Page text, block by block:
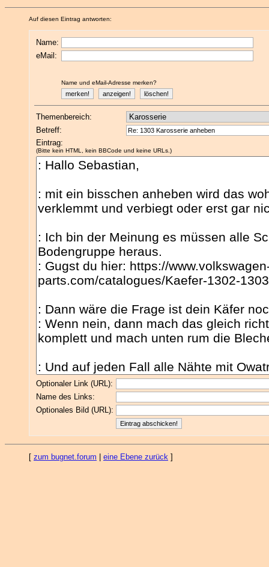
Auf diesen Eintrag antworten:
Name:
eMail:
Name und eMail-Adresse merken?
Themenbereich:
Betreff:
Eintrag:
(Bitte kein HTML, kein BBCode und keine URLs.)
Optionaler Link (URL):
Name des Links:
Optionales Bild (URL):
[ zum bugnet.forum eine Ebene zurück ]